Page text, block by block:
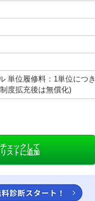
単位履修料：1単位につき
度拡充後は無償化)
チェックして
リストに追加